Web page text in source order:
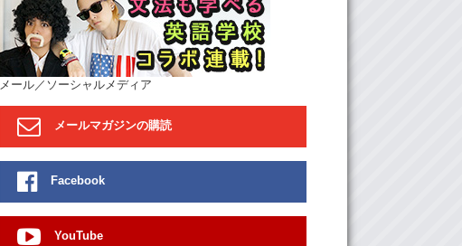
chorus part which is like…um…“Your time will come if
you wait for it…” yes there is that part of regret, but
then in the chorus he’s saying, he’s just sayingit’s
gonna happen, whatever it is.
Junko: So it made you feel hopeful. What about the
Kristina: The sound is pretty upbeat, you know, it’s
like…
Junko: It’s catchy. I feel like
round
メール／ソーシャルメディア
メールマガジンの購読
Facebook
YouTube